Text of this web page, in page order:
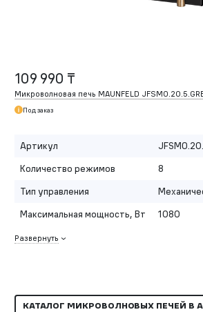
109 990 ₸
Микроволновая печь MAUNFELD
Под заказ
Артикул
Количество режимов
8
Тип управления
Максимальная мощность, Вт
1080
Развернуть
КАТАЛОГ МИКРОВОЛНОВЫХ ПЕЧЕЙ В